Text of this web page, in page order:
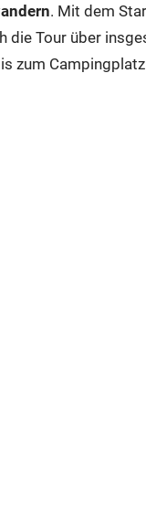
. Mit dem
die Tour über
zum